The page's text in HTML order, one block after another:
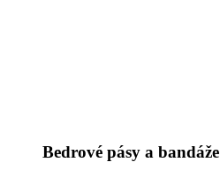
Bedrové pásy a bandáže